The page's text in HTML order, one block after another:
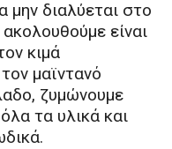
μην διαλύεται στο
είναι
κιμά
μαϊντανό
ζυμώνουμε
τα υλικά και